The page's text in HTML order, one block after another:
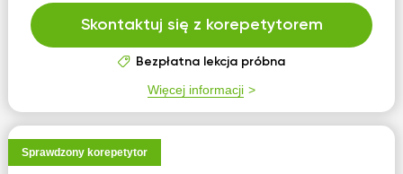
Skontaktuj się z korepetytorem
Bezpłatna lekcja próbna
Więcej informacji
Sprawdzony korepetytor